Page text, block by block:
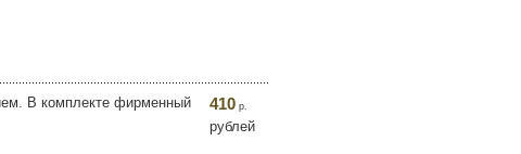
В комплекте фирменный
410 р.
рублей